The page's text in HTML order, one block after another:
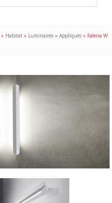
» Habitat » Luminaires »Appliques » Falena W